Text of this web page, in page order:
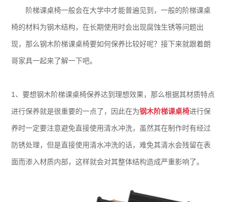
阶梯课桌椅一般会在大学中才能普遍见到，一般的阶梯课桌
椅的材料为钢木结构，在长期使用时会出现腐蚀生锈等问题出
现，那么钢木阶梯课桌椅要如何保养比较好呢？接下来就跟着朗
哥家具一起来了解一下吧。
1、要想钢木阶梯课桌椅保养达到理想效果，那么根据其材质特点
进行保养就是很重要的一点了，因此在为钢木阶梯课桌椅进行保
养时一定要注意避免直接使用清水冲洗，虽然其在制作时有经过
防锈处理，但是直接使用清水冲洗的话，难免其清水会残留在表
面而渗入材质内部，这样就会对其整体结构造成严重影响了。